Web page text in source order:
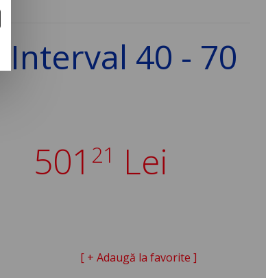
40 - 70
501 21 Lei
[ + Adaugă la favorite ]